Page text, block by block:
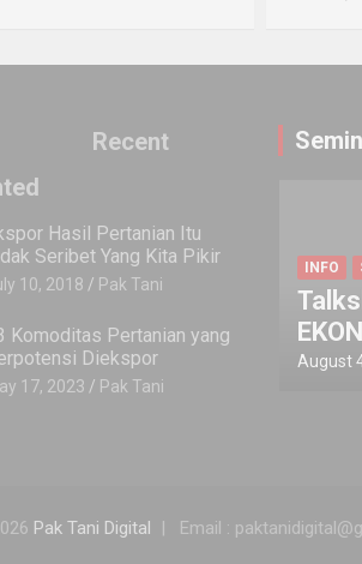
Pertanian
Tani
Novita Awalia Rahmah
Sistem
dan
July 11, 2025
Recent
Hasil Pertanian Itu
Seribet Yang Kita Pikir
10, 2018 Pak Tani
Komoditas Pertanian yang
Diekspor
17, 2023 Pak Tani
& WORKSHOP
: INOVASI
KOMUNITAS
2021 Pak Tani
EVENT
July 12,
Pak Tani Digital Email :